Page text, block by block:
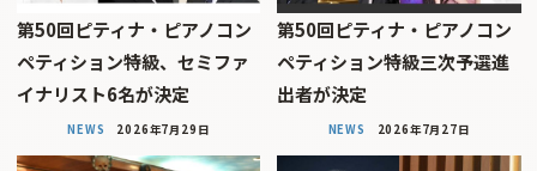
第50回ピティナ・ピアノコン
ペティション特級、セミファ
イナリスト6名が決定
NEWS 2026年7月29日
第50回ピティナ・ピアノコン
ペティション特級三次予選進
出者が決定
NEWS 2026年7月27日